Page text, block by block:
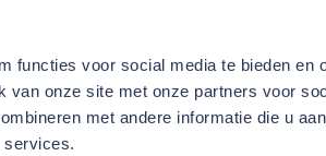
functies voor social media te bieden en
van onze site met onze partners voor
met andere informatie die u
services.